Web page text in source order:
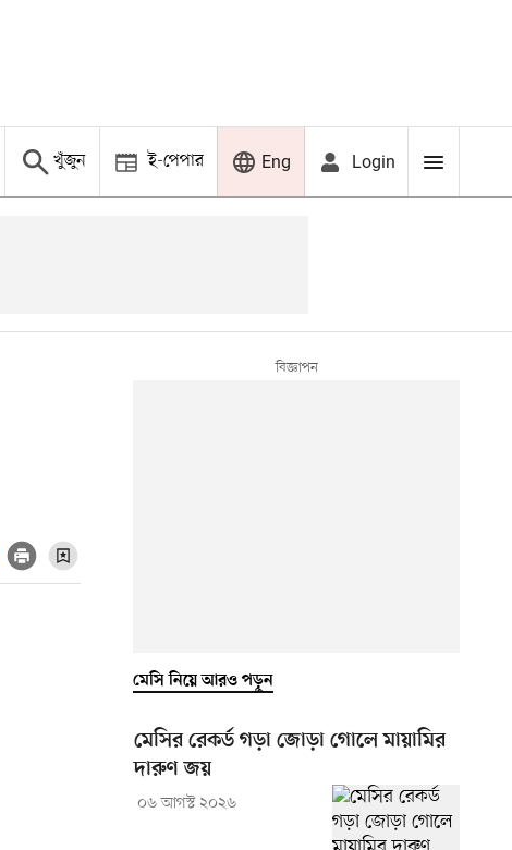
খুঁজুন ই-পেপার Eng Login
মেসি নিয়ে আরও পড়ুন
মেসির রেকর্ড গড়া জোড়া গোলে মায়ামির
দারুণ জয়
০৬ আগস্ট ২০২৬